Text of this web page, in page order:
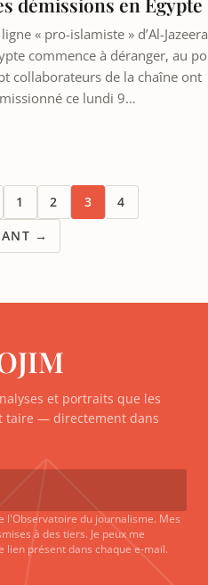
« pro-islamiste » d’Al-
commence à déranger, au
collaborateurs de la chaîne ont
ce lundi 9…
1 2 3
4
→
et portraits que les
taire — directement dans
l'Observatoire du journalisme. Mes
à des tiers. Je peux me
présent dans chaque e-mail.